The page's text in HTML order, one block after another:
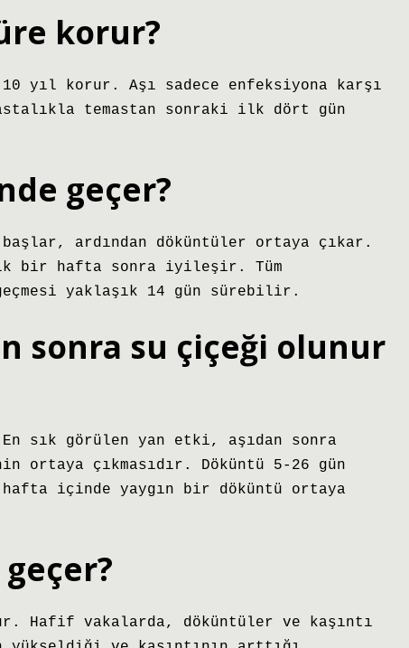
korur?
yıl korur. Aşı sadece enfeksiyona karşı
temastan sonraki ilk dört gün
geçer?
ardından döküntüler ortaya çıkar.
bir hafta sonra iyileşir. Tüm
yaklaşık 14 gün sürebilir.
sonra su çiçeği olunur
sık görülen yan etki, aşıdan sonra
çıkmasıdır. Döküntü 5-26 gün
içinde yaygın bir döküntü ortaya
geçer?
Hafif vakalarda, döküntüler ve kaşıntı